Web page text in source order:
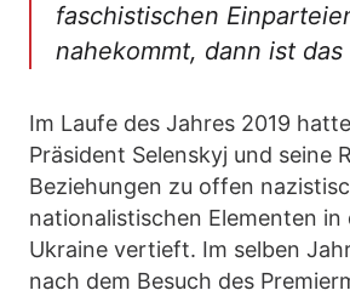
faschistischen
nahekommt, dann ist
Im Laufe des Jahres 2019
Präsident Selenskyj und seine
Beziehungen zu offen
nationalistischen Elementen in
Ukraine vertieft. Im selben
nach dem Besuch des